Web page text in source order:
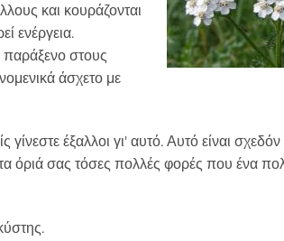
και κουράζονται
ενέργεια.
παράξενο στους
άσχετο με
έξαλλοι γι' αυτό. Αυτό είναι
τα όριά σας τόσες πολλές φορές που ένα